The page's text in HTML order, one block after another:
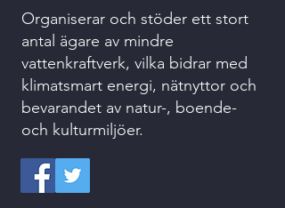
Organiserar och stöder ett stort
antal ägare av mindre
vattenkraftverk, vilka bidrar med
klimatsmart energi, nätnyttor och
bevarandet av natur-, boende-
och kulturmiljöer.